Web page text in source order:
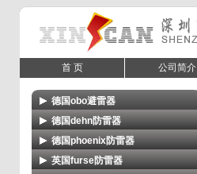
首 页 公司简介
德国obo避雷器
- 德国obo电源防雷器
- 德国obo信号防雷器
德国dehn防雷器
- 德国dehn电源防雷器
- 德国dehn信号防雷器
德国phoenix防雷器
- 电源系统的电涌保护
英国furse防雷器